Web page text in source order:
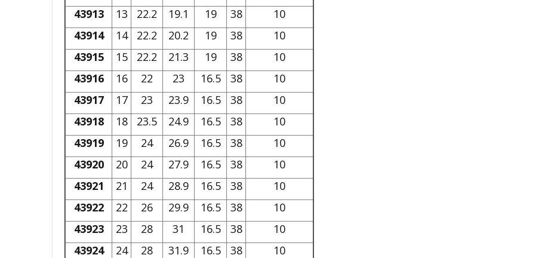
43913
13 22.2 19.1 19 38
10
43914
14 22.2 20.2 19 38
10
43915
15 22.2 21.3 19 38
10
43916
16 22 23 16.5 38
10
43917
17 23 23.9 16.5 38
10
43918
18 23.5 24.9 16.5 38
10
43919
19 24 26.9 16.5 38
10
43920
20 24 27.9 16.5 38
10
43921
21 24 28.9 16.5 38
10
43922
22 26 29.9 16.5 38
10
43923
23 28 31 16.5 38
10
43924
24 28 31.9 16.5 38
10